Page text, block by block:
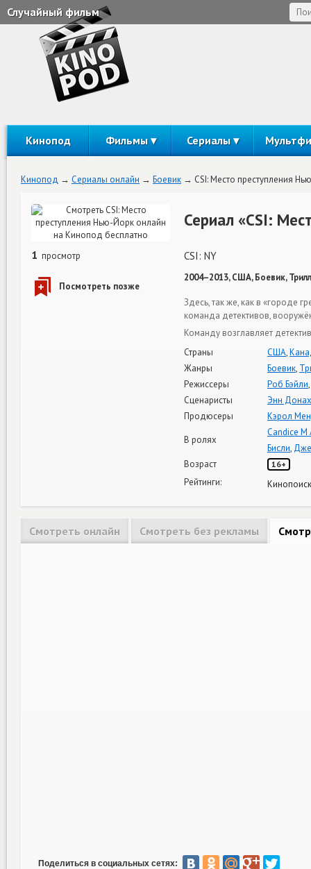
Случайный фильм
Кинопод Фильмы Сериалы
Кинопод Сериалы онлайн Боевик CSI: Место преступления
1 просмотр
Сериал «CSI:
CSI: NY
2004–2013, США, Боевик,
Здесь, так же, как в «городе
команда детективов,
Команду возглавляет
Страны
США,
Жанры
Боевик,
Режиссеры
Роб Бэйли,
Сценаристы
Энн
Продюсеры
Кэрол
В ролях
Candice M
Бисли,
Возраст
16+
Рейтинги:
Смотреть онлайн Смотреть без рекламы
Поделиться в социальных сетях: